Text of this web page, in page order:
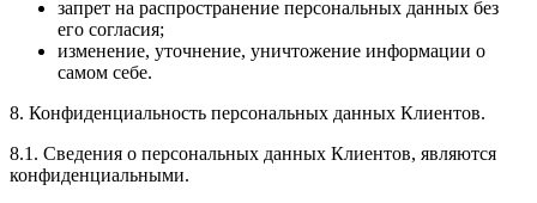
запрет на распространение персональных данных без
его согласия;
изменение, уточнение, уничтожение информации о
самом себе.
8. Конфиденциальность персональных данных Клиентов.
8.1. Сведения о персональных данных Клиентов, являются
конфиденциальными.